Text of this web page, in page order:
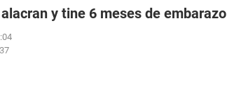
y tine 6 meses de embarazo